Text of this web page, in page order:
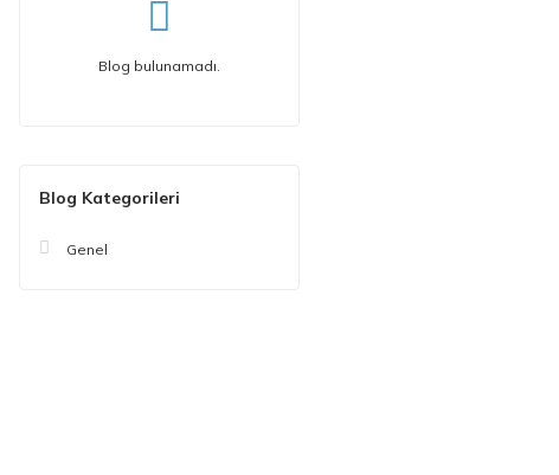
Blog bulunamadı.
Blog Kategorileri
Genel